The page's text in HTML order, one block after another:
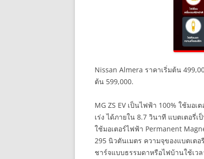
Nissan Almera ราคาเริ่มต้น
ต้น 599,000.
MG ZS EV เป็นไฟฟ้า 100% ใช้มอ
เร่ง ได้ภายใน 8.7 วินาที แบตเตอรี่
ใช้มอเตอร์ไฟฟ้า Permanent
295 นิวตันเมตร ความจุของแบตเต
ชาร์จแบบธรรมดาหรือไฟบ้านใช้เว